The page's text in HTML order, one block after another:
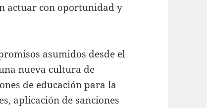
actuar con oportunidad y
asumidos desde el
nueva cultura de
de educación para la
aplicación de sanciones